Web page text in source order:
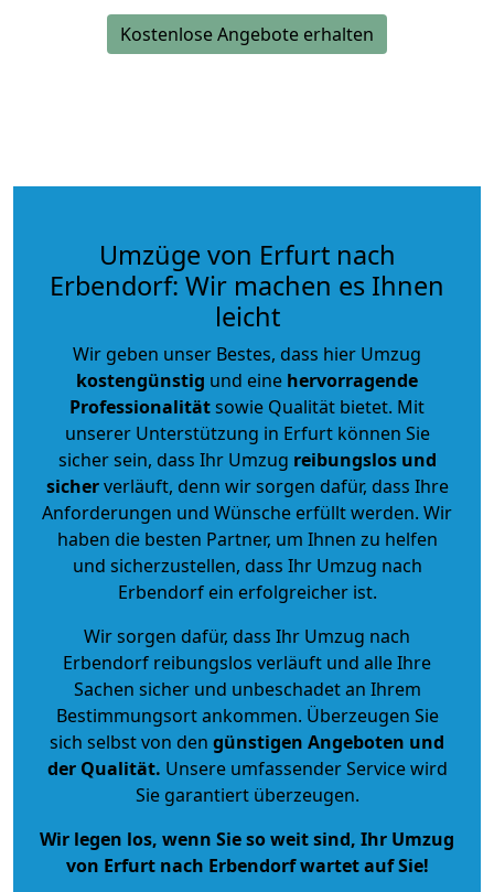
Kostenlose Angebote erhalten
Umzüge von Erfurt nach
Erbendorf: Wir machen es Ihnen
leicht
Wir geben unser Bestes, dass hier Umzug
kostengünstig und eine hervorragende
Professionalitätsowie Qualität bietet. Mit
unserer Unterstützung in Erfurt können Sie
sicher sein, dass Ihr Umzug reibungslos und
sicherverläuft, denn wir sorgen dafür, dass Ihre
Anforderungen und Wünsche erfüllt werden. Wir
haben die besten Partner, um Ihnen zu helfen
und sicherzustellen, dass Ihr Umzug nach
Erbendorf ein erfolgreicher ist.
Wir sorgen dafür, dass Ihr Umzug nach
Erbendorf reibungslos verläuft und alle Ihre
Sachen sicher und unbeschadet an Ihrem
Bestimmungsort ankommen. Überzeugen Sie
sich selbst von den günstigen Angeboten und
der Qualität. Unsere umfassender Service wird
Sie garantiert überzeugen.
Wir legen los, wenn Sie so weit sind, Ihr Umzug
von Erfurt nach Erbendorf wartet auf Sie!